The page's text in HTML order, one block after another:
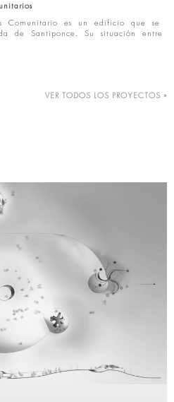
Comunitario es un edificio que se
de Santiponce. Su situación entre
VER TODOS LOS PROYECTOS »